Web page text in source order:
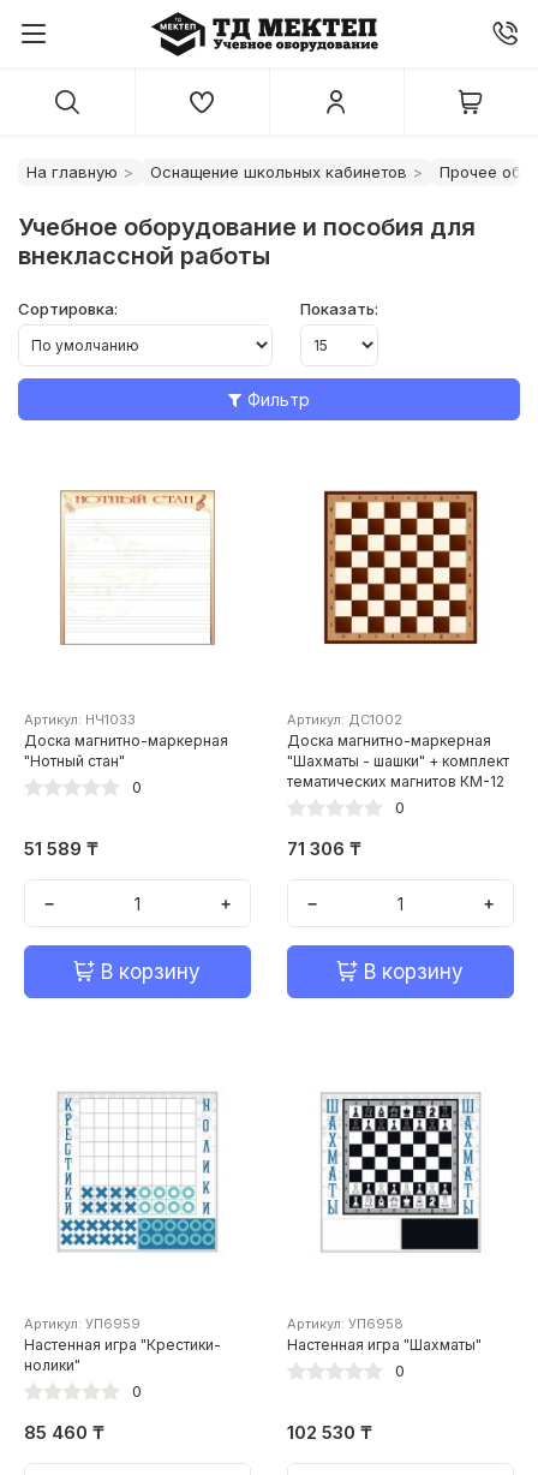
На главную Оснащение школьных кабинетов Прочее
Учебное оборудование и пособия для
внеклассной работы
Сортировка: Показать:
Фильтр
Артикул: НЧ1033
Доска магнитно-маркерная
"Нотный стан"
0
51 589 ₸
− +
В корзину
Артикул: ДС1002
Доска магнитно-маркерная
"Шахматы - шашки" + комплект
тематических магнитов КМ-12
0
71 306 ₸
− +
В корзину
Артикул: УП6959
Настенная игра "Крестики-
нолики"
0
85 460 ₸
Артикул: УП6958
Настенная игра "Шахматы"
0
102 530 ₸